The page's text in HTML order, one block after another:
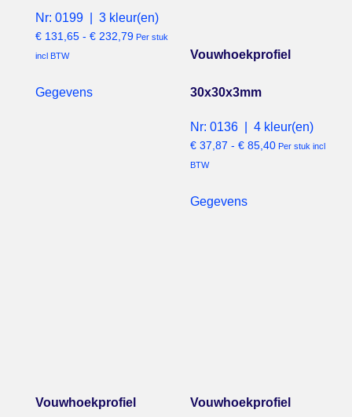
Nr: 0199 | 3 kleur(en)
€ 131,65 - € 232,79 Per stuk
incl BTW
Gegevens
Vouwhoekprofiel
30x30x3mm
Nr: 0136 | 4 kleur(en)
€37,87 - €85,40Per stuk incl
BTW
Gegevens
Vouwhoekprofiel Vouwhoekprofiel